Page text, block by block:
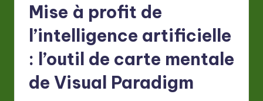
Mise à profit de
l’intelligence artificielle
: l’outil de carte mentale
de Visual Paradigm